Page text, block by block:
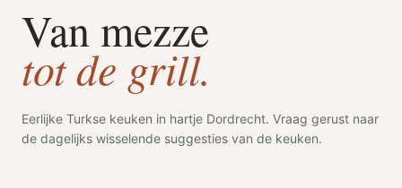
Van mezze
tot de grill.
Eerlijke Turkse keuken in hartje Dordrecht. Vraag gerust naar
de dagelijks wisselende suggesties van de keuken.